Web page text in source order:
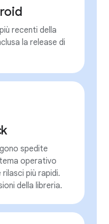
recenti della
la release di
spedite
operativo
più rapidi.
della libreria.